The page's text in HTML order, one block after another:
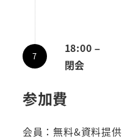
18:00 –
閉会
参加費
会員：無料&資料提供